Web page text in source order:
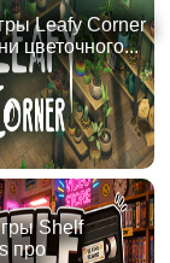
Leafy Corner
цветочного...
Shelf
про